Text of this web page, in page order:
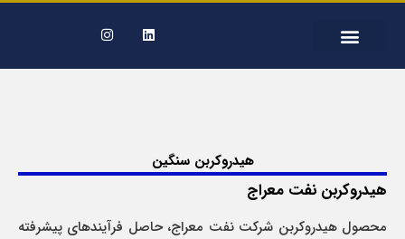
هیدروکربن سنگین
هیدروکربن نفت معراج
محصول هیدروکربن شرکت نفت معراج، حاصل فرآیندهای پیشرفته